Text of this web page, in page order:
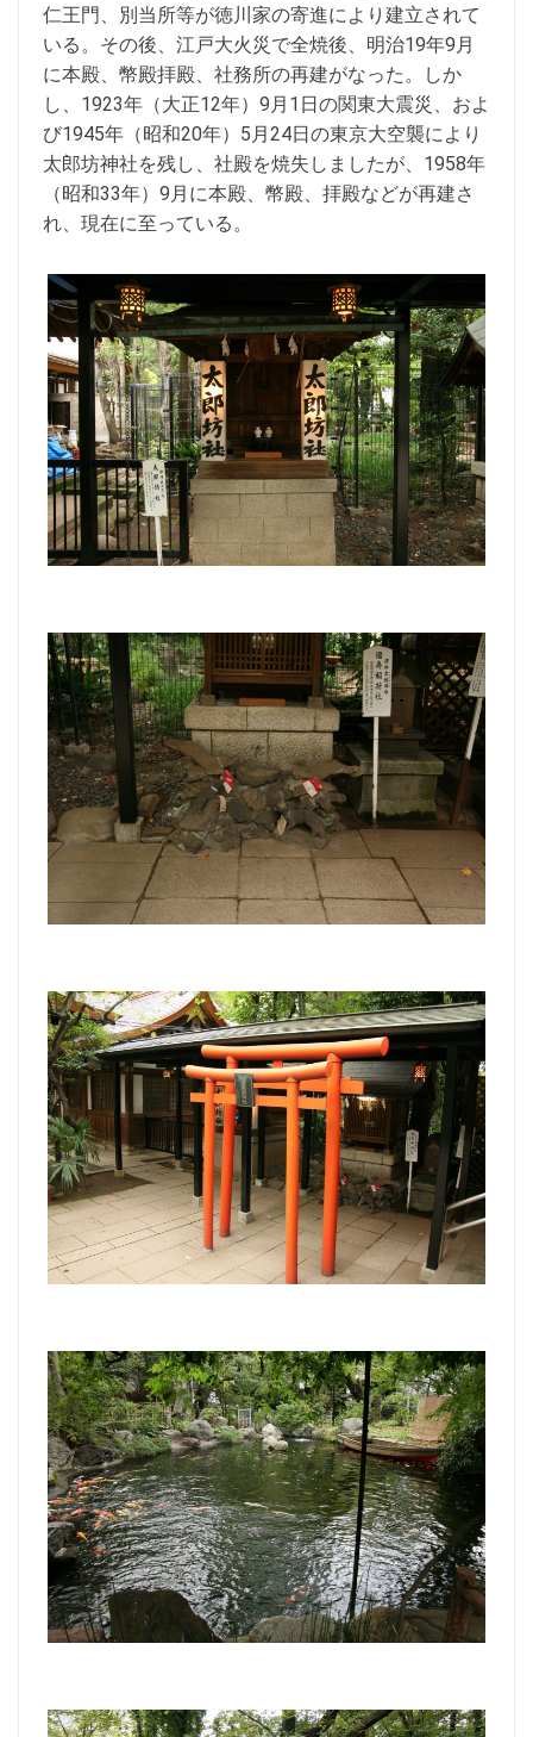
仁王門、別当所等が徳川家の寄進により建立されて
いる。その後、江戸大火災で全焼後、明治19年9月
に本殿、幣殿拝殿、社務所の再建がなった。しか
し、1923年（大正12年）9月1日の関東大震災、およ
び1945年（昭和20年）5月24日の東京大空襲により
太郎坊神社を残し、社殿を焼失しましたが、1958年
（昭和33年）9月に本殿、幣殿、拝殿などが再建さ
れ、現在に至っている。